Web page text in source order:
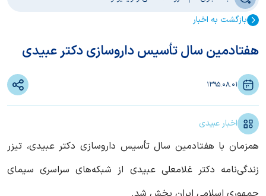
بازگشت به اخبار
هفتادمین سال تأسیس داروسازی دکتر عبیدی
1395.08.01
اخبار عبیدی
همزمان با هفتادمین سال تأسیس داروسازی دکتر عبیدی، تیزر
زندگی‌نامه دکتر غلامعلی عبیدی از شبکه‌های سراسری سیمای